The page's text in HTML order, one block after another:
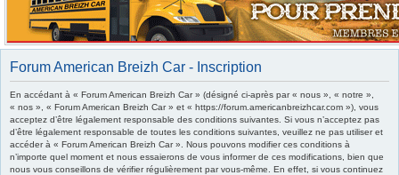
Forum American Breizh Car - Inscription
En accédant à « Forum American Breizh Car » (désigné ci-après par « nous », « notre »,
« nos », « Forum American Breizh Car » et « https://forum.americanbreizhcar.com »), vous
acceptez d’être légalement responsable des conditions suivantes. Si vous n’acceptez pas
d’être légalement responsable de toutes les conditions suivantes, veuillez ne pas utiliser et
accéder à « Forum American Breizh Car ». Nous pouvons modifier ces conditions à
n’importe quel moment et nous essaierons de vous informer de ces modifications, bien que
nous vous conseillons de vérifier régulièrement par vous-même. En effet, si vous continuez